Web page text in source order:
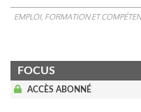
EMPLOI, FORMATION ET
FOCUS
ACCÈS ABONNÉ